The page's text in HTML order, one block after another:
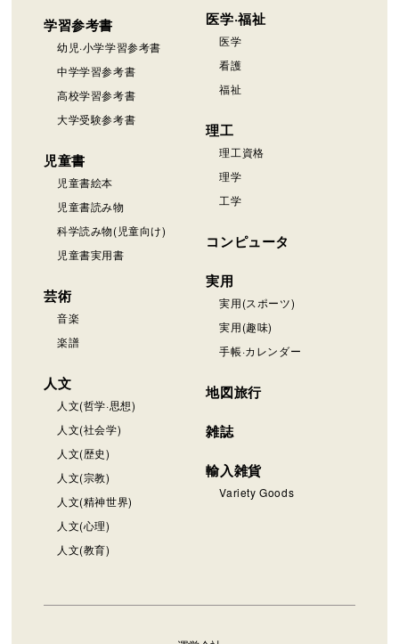
学習参考書
幼児·小学学習参考書
中学学習参考書
高校学習参考書
大学受験参考書
児童書
児童書絵本
児童書読み物
科学読み物(児童向け)
児童書実用書
芸術
音楽
楽譜
人文
人文(哲学·思想)
人文(社会学)
人文(歴史)
人文(宗教)
人文(精神世界)
人文(心理)
人文(教育)
医学·福祉
医学
看護
福祉
理工
理工資格
理学
工学
コンピュータ
実用
実用(スポーツ)
実用(趣味)
手帳·カレンダー
地図旅行
雑誌
輸入雑貨
Variety Goods